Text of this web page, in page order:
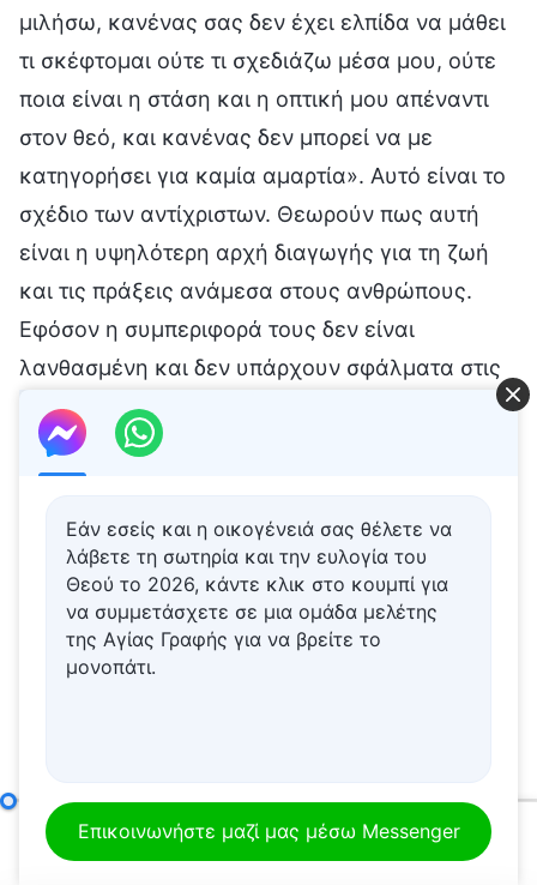
Εάν εσείς και η οικογένειά σας θέλετε να
λάβετε τη σωτηρία και την ευλογία του
Θεού το 2026, κάντε κλικ στο κουμπί για
να συμμετάσχετε σε μια ομάδα μελέτης
της Αγίας Γραφής για να βρείτε το
μονοπάτι.
Επικοινωνήστε μαζί μας μέσω Messenger